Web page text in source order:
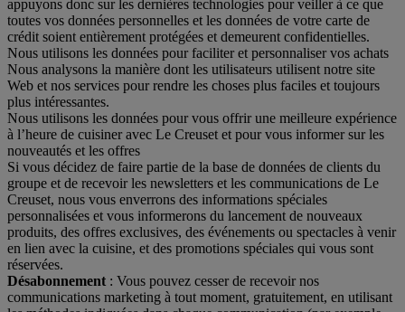
appuyons donc sur les dernières technologies pour veiller à ce que
toutes vos données personnelles et les données de votre carte de
crédit soient entièrement protégées et demeurent confidentielles.
Nous utilisons les données pour faciliter et personnaliser vos achats
Nous analysons la manière dont les utilisateurs utilisent notre site
Web et nos services pour rendre les choses plus faciles et toujours
plus intéressantes.
Nous utilisons les données pour vous offrir une meilleure expérience
à l’heure de cuisiner avec Le Creuset et pour vous informer sur les
nouveautés et les offres
Si vous décidez de faire partie de la base de données de clients du
groupe et de recevoir les newsletters et les communications de Le
Creuset, nous vous enverrons des informations spéciales
personnalisées et vous informerons du lancement de nouveaux
produits, des offres exclusives, des événements ou spectacles à venir
en lien avec la cuisine, et des promotions spéciales qui vous sont
réservées.
Désabonnement : Vous pouvez cesser de recevoir nos
communications marketing à tout moment, gratuitement, en utilisant